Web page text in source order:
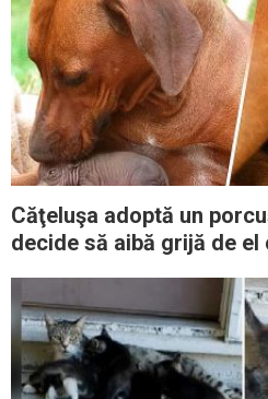
Căţeluşa adoptă un
decide să aibă grijă de el